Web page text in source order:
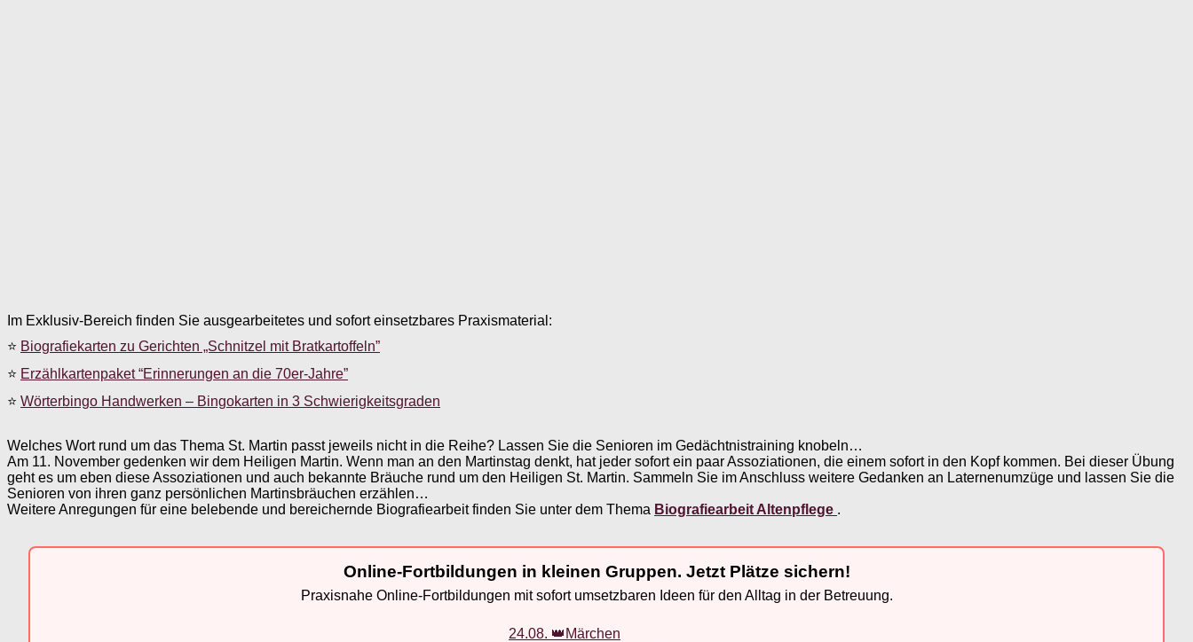
Im Exklusiv-Bereich finden Sie ausgearbeitetes und sofort einsetzbares Praxismaterial:
⭐ Biografiekarten zu Gerichten „Schnitzel mit Bratkartoffeln”
⭐ Erzählkartenpaket “Erinnerungen an die 70er-Jahre”
⭐ Wörterbingo Handwerken – Bingokarten in 3 Schwierigkeitsgraden
Welches Wort rund um das Thema St. Martin passt jeweils nicht in die Reihe? Lassen Sie die Senioren im Gedächtnistraining knobeln…
Am 11. November gedenken wir dem Heiligen Martin. Wenn man an den Martinstag denkt, hat jeder sofort ein paar Assoziationen, die einem sofort in den Kopf kommen. Bei dieser Übung
geht es um eben diese Assoziationen und auch bekannte Bräuche rund um den Heiligen St. Martin. Sammeln Sie im Anschluss weitere Gedanken an Laternenumzüge und lassen Sie die
Senioren von ihren ganz persönlichen Martinsbräuchen erzählen…
Weitere Anregungen für eine belebende und bereichernde Biografiearbeit finden Sie unter dem Thema Biografiearbeit Altenpflege .
Online-Fortbildungen in kleinen Gruppen. Jetzt Plätze sichern!
Praxisnahe Online-Fortbildungen mit sofort umsetzbaren Ideen für den Alltag in der Betreuung.
24.08. 👑Märchen